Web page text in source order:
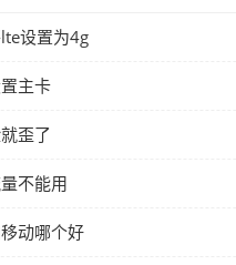
设置为4g
主卡
歪了
不能用
动哪个好